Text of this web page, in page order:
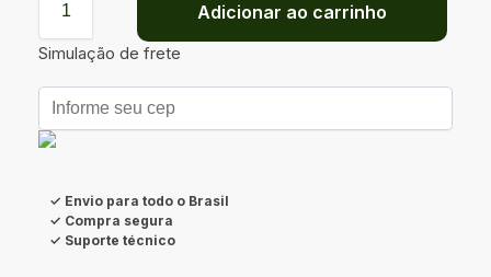
Adicionar ao carrinho
Simulação de frete
✓ Envio para todo o Brasil
✓ Compra segura
✓ Suporte técnico